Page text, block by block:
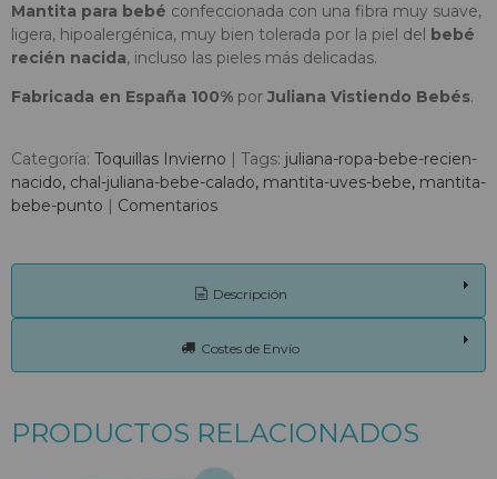
Mantita para bebé confeccionada con una fibra muy suave,
ligera, hipoalergénica, muy bien tolerada por la piel del
bebé
recién nacida, incluso las pieles más delicadas.
Fabricada en España 100% por Juliana Vistiendo Bebés.
Categoría: Toquillas Invierno Tags: juliana-ropa-bebe-recien-
nacido chal-juliana-bebe-calado mantita-uves-bebe mantita-
bebe-punto
Comentarios
Descripción
Costes de Envío
PRODUCTOS RELACIONADOS